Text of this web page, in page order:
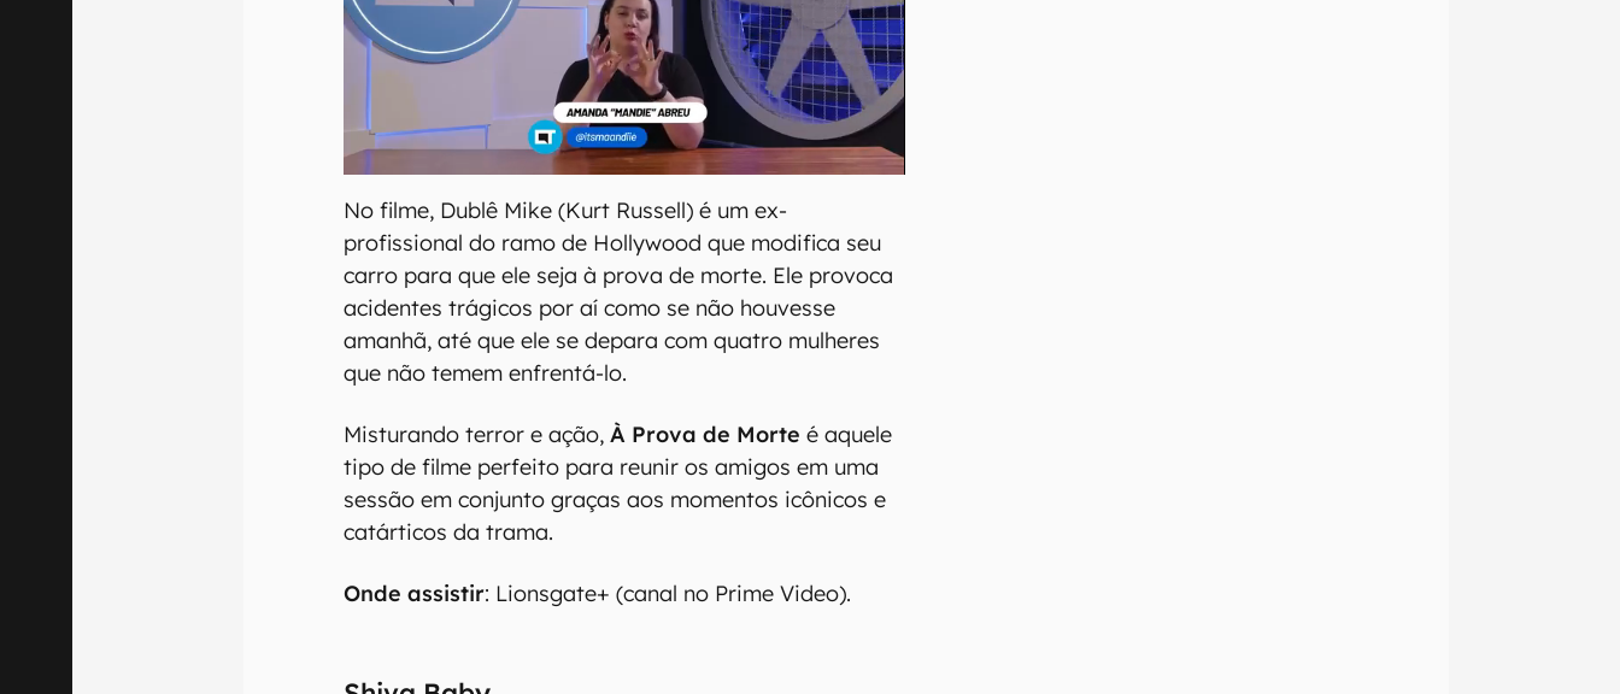
No filme, Dublê Mike (Kurt Russell) é um ex-
profissional do ramo de Hollywood que modifica seu
carro para que ele seja à prova de morte. Ele provoca
acidentes trágicos por aí como se não houvesse
amanhã, até que ele se depara com quatro mulheres
que não temem enfrentá-lo.
Misturando terror e ação,À Prova de Morte é aquele
tipo de filme perfeito para reunir os amigos em uma
sessão em conjunto graças aos momentos icônicos e
catárticos da trama.
Onde assistir: Lionsgate+ (canal no Prime Video).